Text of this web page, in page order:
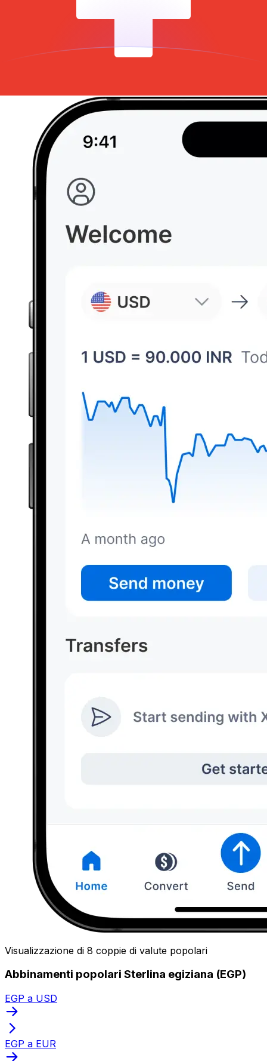
Visualizzazione di 8 coppie di valute popolari
Abbinamenti popolari Sterlina egiziana (EGP)
EGP a USD
EGP a EUR